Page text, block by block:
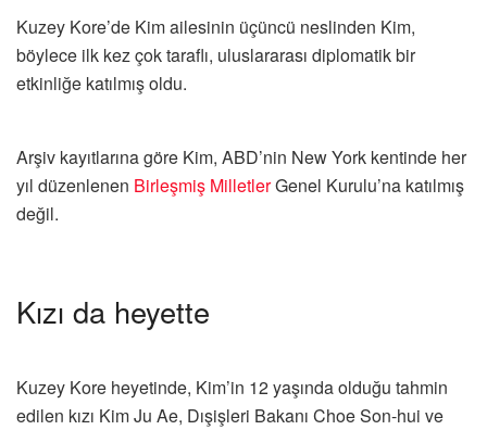
Kuzey Kore’de Kim ailesinin üçüncü neslinden Kim,
böylece ilk kez çok taraflı, uluslararası diplomatik bir
etkinliğe katılmış oldu.
Arşiv kayıtlarına göre Kim, ABD’nin New York kentinde her
yıl düzenlenen Birleşmiş MilletlerGenel Kurulu’na katılmış
değil.
Kızı da heyette
Kuzey Kore heyetinde, Kim’in 12 yaşında olduğu tahmin
edilen kızı Kim Ju Ae, Dışişleri Bakanı Choe Son-hui ve